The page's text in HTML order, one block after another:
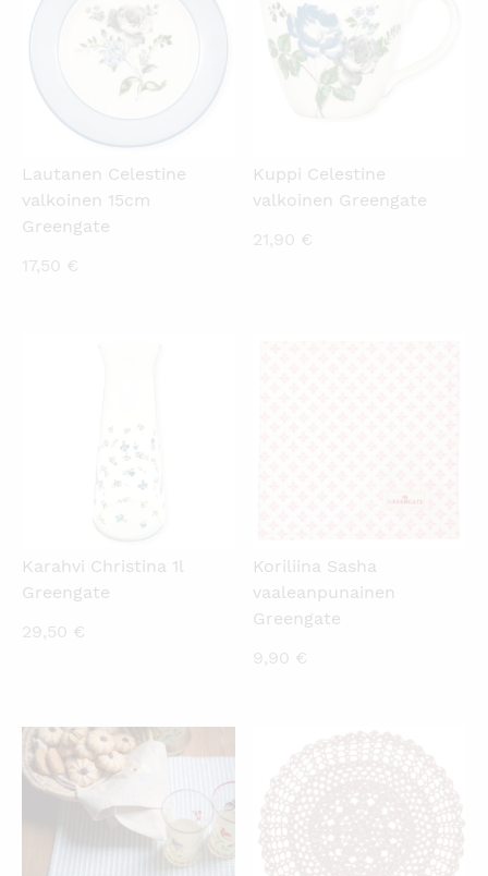
Lautanen Celestine
valkoinen 15cm
Greengate
17,50 €
Kuppi Celestine
valkoinen Greengate
21,90 €
Karahvi Christina 1l
Greengate
29,50 €
Koriliina Sasha
vaaleanpunainen
Greengate
9,90 €
KATSO PIKANÄKYMÄ